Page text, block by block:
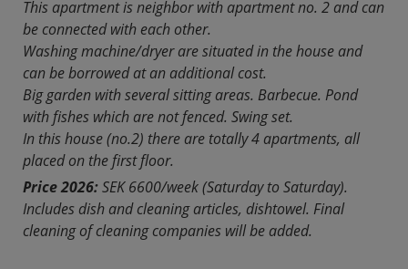
This apartment is neighbor with apartment no. 2 and can
be connected with each other.
Washing machine/dryer are situated in the house and
can be borrowed at an additional cost.
Big garden with several sitting areas. Barbecue. Pond
with fishes which are not fenced. Swing set.
In this house (no.2) there are totally 4 apartments, all
placed on the first floor.
Price 2026:SEK 6600/week (Saturday to Saturday).
Includes dish and cleaning articles, dishtowel. Final
cleaning of cleaning companies will be added.